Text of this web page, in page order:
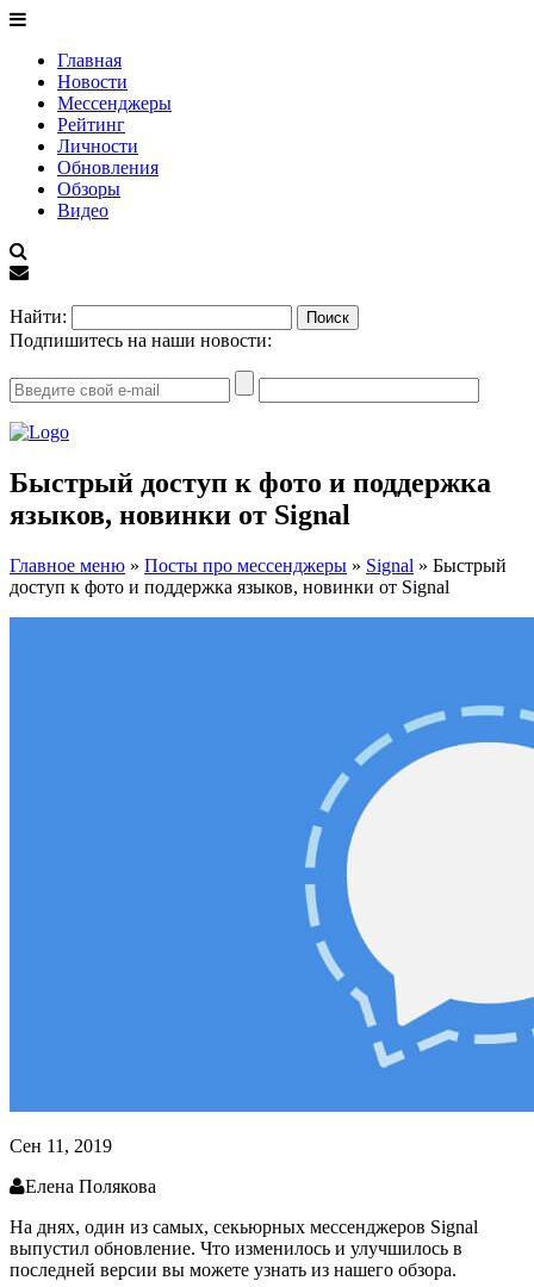
Главная
Новости
Мессенджеры
Рейтинг
Личности
Обновления
Обзоры
Видео
Найти:
Подпишитесь на наши новости:
Быстрый доступ к фото и поддержка
языков, новинки от Signal
Главное меню » Посты про мессенджеры » Signal » Быстрый
доступ к фото и поддержка языков, новинки от Signal
Сен 11, 2019
Елена Полякова
На днях, один из самых, секьюрных мессенджеров Signal
выпустил обновление. Что изменилось и улучшилось в
последней версии вы можете узнать из нашего обзора.